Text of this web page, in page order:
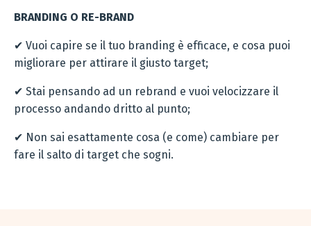
BRANDING O RE-BRAND
✔ Vuoi capire se il tuo branding è efficace, e cosa puoi
migliorare per attirare il giusto target;
✔ Stai pensando ad un rebrand e vuoi velocizzare il
processo andando dritto al punto;
✔ Non sai esattamente cosa (e come) cambiare per
fare il salto di target che sogni.